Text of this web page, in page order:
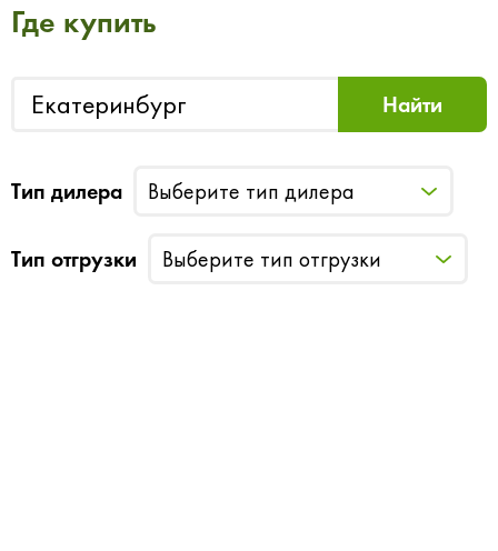
Где купить
Тип дилера Выберите тип дилера
Тип отгрузки Выберите тип отгрузки